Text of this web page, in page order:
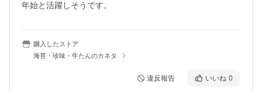
年始と活躍しそうです。
購入したストア
海苔・珍味・牛たんのカネタ
違反報告 いいね 0